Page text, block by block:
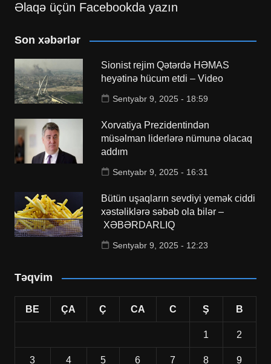
Əlaqə üçün Facebookda yazın
Son xəbərlər
Sionist rejim Qətərdə HƏMAS
heyətinə hücum etdi – Video
Sentyabr 9, 2025 - 18:59
Xorvatiya Prezidentindən
müsəlman liderlərə nümunə olacaq
addım
Sentyabr 9, 2025 - 16:31
Bütün uşaqların sevdiyi yemək ciddi
xəstəliklərə səbəb ola bilər –
XƏBƏRDARLIQ
Sentyabr 9, 2025 - 12:23
Təqvim
BE ÇA Ç CA C Ş B
1 2
3 4 5 6 7 8 9